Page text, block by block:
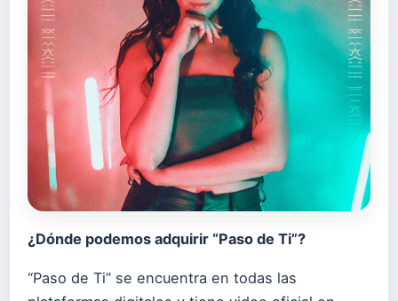
¿Dónde podemos adquirir “Paso de Ti”?
“Paso de Ti” se encuentra en todas las